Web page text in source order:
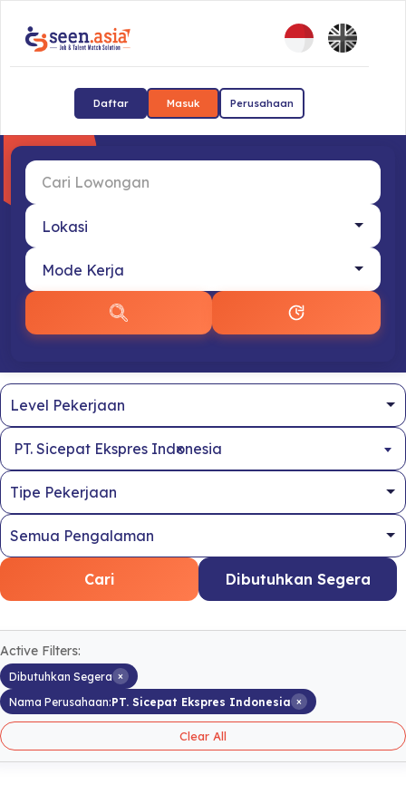
Daftar Masuk Perusahaan
×
PT. Sicepat Ekspres Indonesia
Cari Dibutuhkan Segera
Active Filters:
Dibutuhkan Segera ×
Nama Perusahaan:PT. Sicepat Ekspres Indonesia ×
Clear All